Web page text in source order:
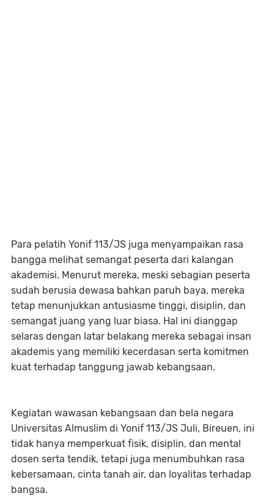
Para pelatih Yonif 113/JS juga menyampaikan rasa
bangga melihat semangat peserta dari kalangan
akademisi. Menurut mereka, meski sebagian peserta
sudah berusia dewasa bahkan paruh baya, mereka
tetap menunjukkan antusiasme tinggi, disiplin, dan
semangat juang yang luar biasa. Hal ini dianggap
selaras dengan latar belakang mereka sebagai insan
akademis yang memiliki kecerdasan serta komitmen
kuat terhadap tanggung jawab kebangsaan.
Kegiatan wawasan kebangsaan dan bela negara
Universitas Almuslim di Yonif 113/JS Juli, Bireuen, ini
tidak hanya memperkuat fisik, disiplin, dan mental
dosen serta tendik, tetapi juga menumbuhkan rasa
kebersamaan, cinta tanah air, dan loyalitas terhadap
bangsa.